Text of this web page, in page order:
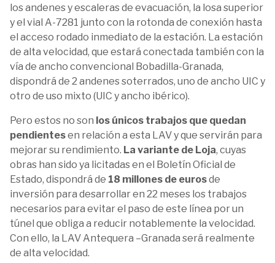
los andenes y escaleras de evacuación, la losa superior
y el vial A-7281 junto con la rotonda de conexión hasta
el acceso rodado inmediato de la estación. La estación
de alta velocidad, que estará conectada también con la
vía de ancho convencional Bobadilla-Granada,
dispondrá de 2 andenes soterrados, uno de ancho UIC y
otro de uso mixto (UIC y ancho ibérico).
Pero estos no son los únicos trabajos que quedan
pendientesen relación a esta LAV y que servirán para
mejorar su rendimiento. La variante de Loja, cuyas
obras han sido ya licitadas en el Boletín Oficial de
Estado, dispondrá de 18 millones de eurosde
inversión para desarrollar en 22 meses los trabajos
necesarios para evitar el paso de este línea por un
túnel que obliga a reducir notablemente la velocidad.
Con ello, la LAV Antequera –Granada será realmente
de alta velocidad.